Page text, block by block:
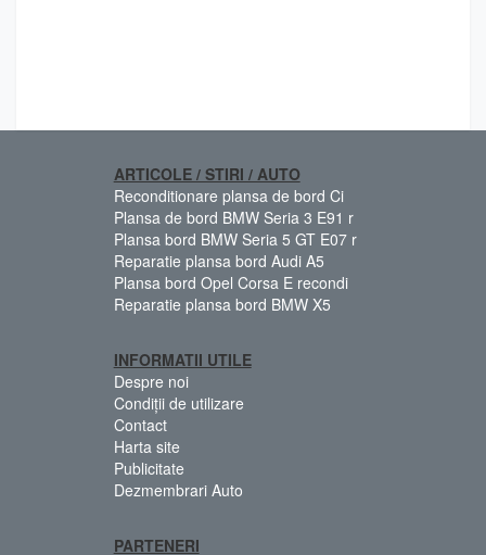
ARTICOLE / STIRI / AUTO
Reconditionare plansa de bord Ci
Plansa de bord BMW Seria 3 E91 r
Plansa bord BMW Seria 5 GT E07 r
Reparatie plansa bord Audi A5
Plansa bord Opel Corsa E recondi
Reparatie plansa bord BMW X5
INFORMATII UTILE
Despre noi
Condiții de utilizare
Contact
Harta site
Publicitate
Dezmembrari Auto
PARTENERI